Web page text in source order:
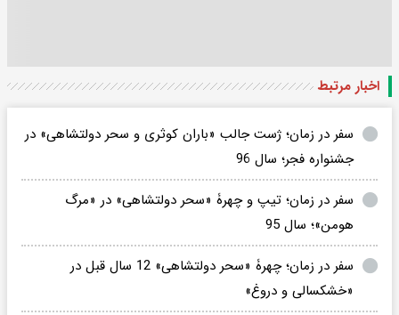
اخبار مرتبط
سفر در زمان؛ ژست جالب «باران کوثری و سحر دولتشاهی» در
جشنواره فجر؛ سال 96
سفر در زمان؛ تیپ و چهرۀ «سحر دولتشاهی» در «مرگ
هومن»؛ سال 95
سفر در زمان؛ چهرۀ «سحر دولتشاهی» 12 سال قبل در
«خشکسالی و دروغ»